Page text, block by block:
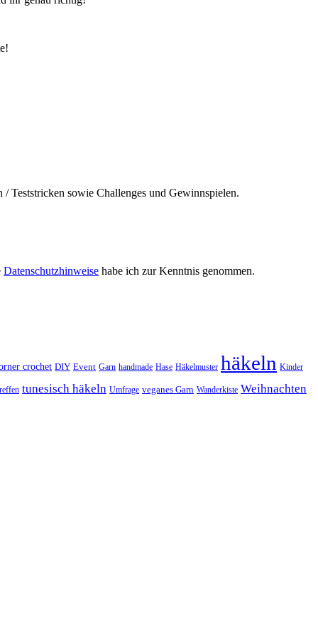
Teststricken sowie Challenges und Gewinnspielen.
Datenschutzhinweise habe ich zur Kenntnis genommen.
crochet DIY Event Garn handmade Hase Häkelmuster häkeln Kinder
tunesisch häkeln Umfrage veganes Garn Wanderkiste Weihnachten